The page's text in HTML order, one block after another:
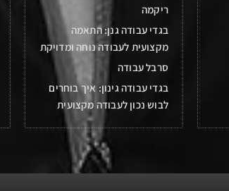
ריקמה
בגדי עבודה גנן: התאמה
מקצועית לעבודה נוחה ומדויקת
סרבל עבודה
בגדי עבודה גינון: איך בוחרים
לבוש נכון לעבודה מקצועית